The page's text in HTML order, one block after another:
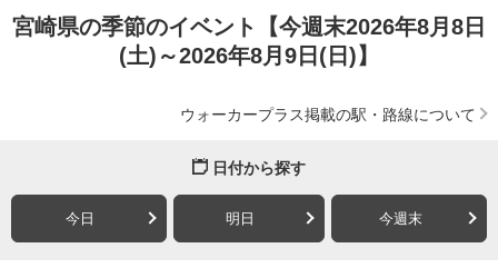
宮崎県の季節のイベント【今週末2026年8月8日
(土)～2026年8月9日(日)】
ウォーカープラス掲載の駅・路線について
日付から探す
今日 明日 今週末